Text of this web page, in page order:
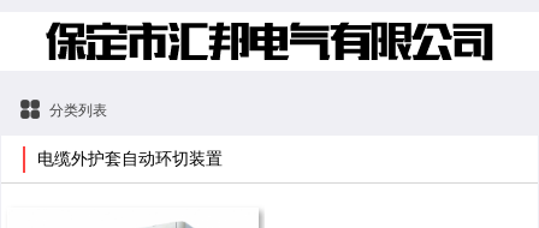
分类列表
电缆外护套自动环切装置